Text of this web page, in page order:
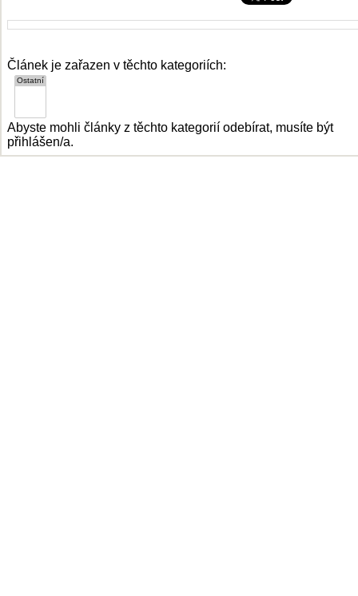
Článek je zařazen v těchto kategoriích:
Abyste mohli články z těchto kategorií odebírat, musíte být
přihlášen/a.